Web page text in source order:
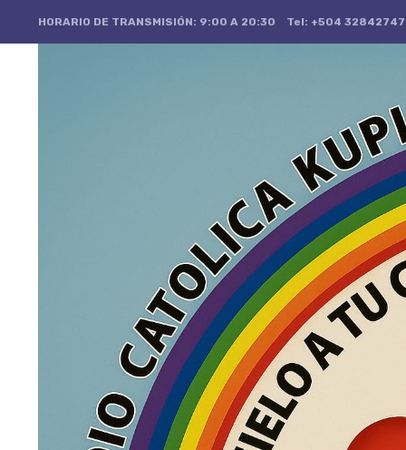
HORARIO DE TRANSMISIÓN: 9:00 A 20:30 Tel: +504 32842747